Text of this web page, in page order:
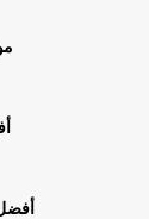
أفضل 5 مواقع في